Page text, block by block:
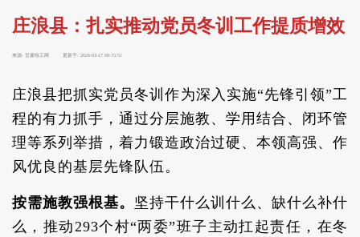
庄浪县：扎实推动党员冬训工作提质增效
来源: 甘肃组工网 更新于: 2026-03-17 09:15:51
庄浪县把抓实党员冬训作为深入实施“先锋引领”工
程的有力抓手，通过分层施教、学用结合、闭环管
理等系列举措，着力锻造政治过硬、本领高强、作
风优良的基层先锋队伍。
按需施教强根基。 坚持干什么训什么、缺什么补什
么，推动293个村“两委”班子主动扛起责任，在冬